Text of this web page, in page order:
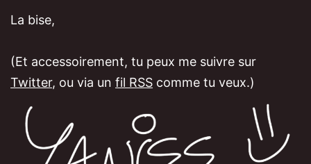
La bise,
(Et accessoirement, tu peux me suivre sur
Twitter, ou via un fil RSS comme tu veux.)